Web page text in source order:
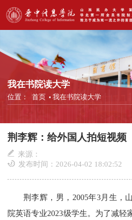
我在书院读大学
位置： 首页 我在书院读大学
荆李辉：给外国人拍短视频
来源：
发布时间：2026-04-02 18:02:52
荆李辉，男， 2005年3月生，
院英语专业2023级学生。为了减轻